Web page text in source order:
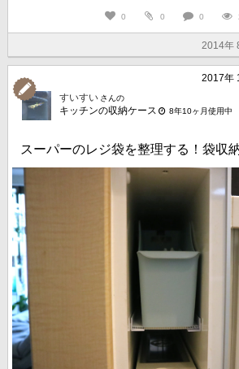
0 0 0
2014年
2017年
すいすい さんの
キッチンの収納ケース 8年10ヶ月使用中
スーパーのレジ袋を整理する！袋収